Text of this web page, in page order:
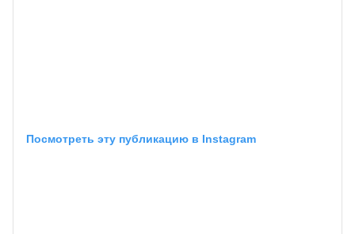
Посмотреть эту публикацию в Instagram